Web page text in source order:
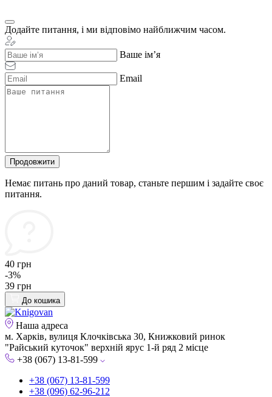
Додайте питання, і ми відповімо найближчим часом.
Ваше ім’я
Email
Продовжити
Немає питань про даний товар, станьте першим і задайте своє
питання.
40 грн
-3%
39 грн
До кошика
Наша адреса
м. Харків, вулиця Клочківська 30, Книжковий ринок
"Райський куточок" верхній ярус 1-й ряд 2 місце
+38 (067) 13-81-599
+38 (067) 13-81-599
+38 (096) 62-96-212